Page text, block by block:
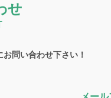
せ
問い合わせ下さい！